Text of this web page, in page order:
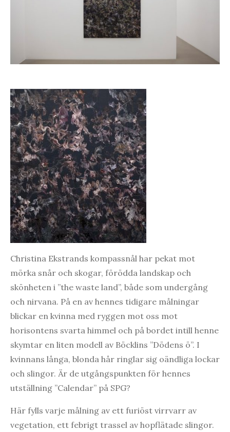
Christina Ekstrands kompassnål har pekat mot
mörka snår och skogar, förödda landskap och
skönheten i ”the waste land”, både som undergång
och nirvana. På en av hennes tidigare målningar
blickar en kvinna med ryggen mot oss mot
horisontens svarta himmel och på bordet intill henne
skymtar en liten modell av Böcklins ”Dödens ö”. I
kvinnans långa, blonda hår ringlar sig oändliga lockar
och slingor. Är de utgångspunkten för hennes
utställning ”Calendar” på SPG?
Här fylls varje målning av ett furiöst virrvarr av
vegetation, ett febrigt trassel av hopflätade slingor.